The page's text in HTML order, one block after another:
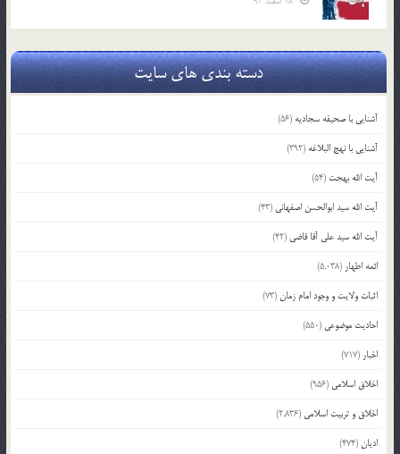
دسته بندی های سایت
آشنایی با صحیفه سجادیه (56)
آشنایی با نهج البلاغه (392)
آیت الله بهجت (54)
آیت الله سید ابوالحسن اصفهانی (43)
آیت الله سید علی آقا قاضی (42)
ائمه اطهار (5,038)
اثبات ولایت و وجود امام زمان(73)
احادیث موضوعی (550)
اخبار (717)
اخلاق اسلامی (956)
اخلاق و تربیت اسلامی (2,836)
ادیان(474)